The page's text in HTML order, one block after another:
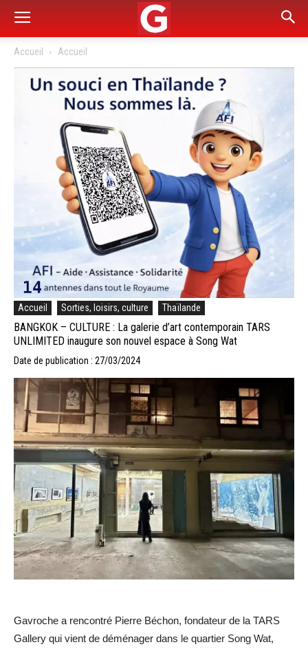
Accueil Accueil
Accueil Sorties, loisirs, culture Thaïlande
BANGKOK – CULTURE : La galerie d’art contemporain TARS
UNLIMITED inaugure son nouvel espace à Song Wat
Date de publication : 27/03/2024
Gavroche a rencontré Pierre Béchon, fondateur de la TARS
Gallery qui vient de déménager dans le quartier Song Wat,